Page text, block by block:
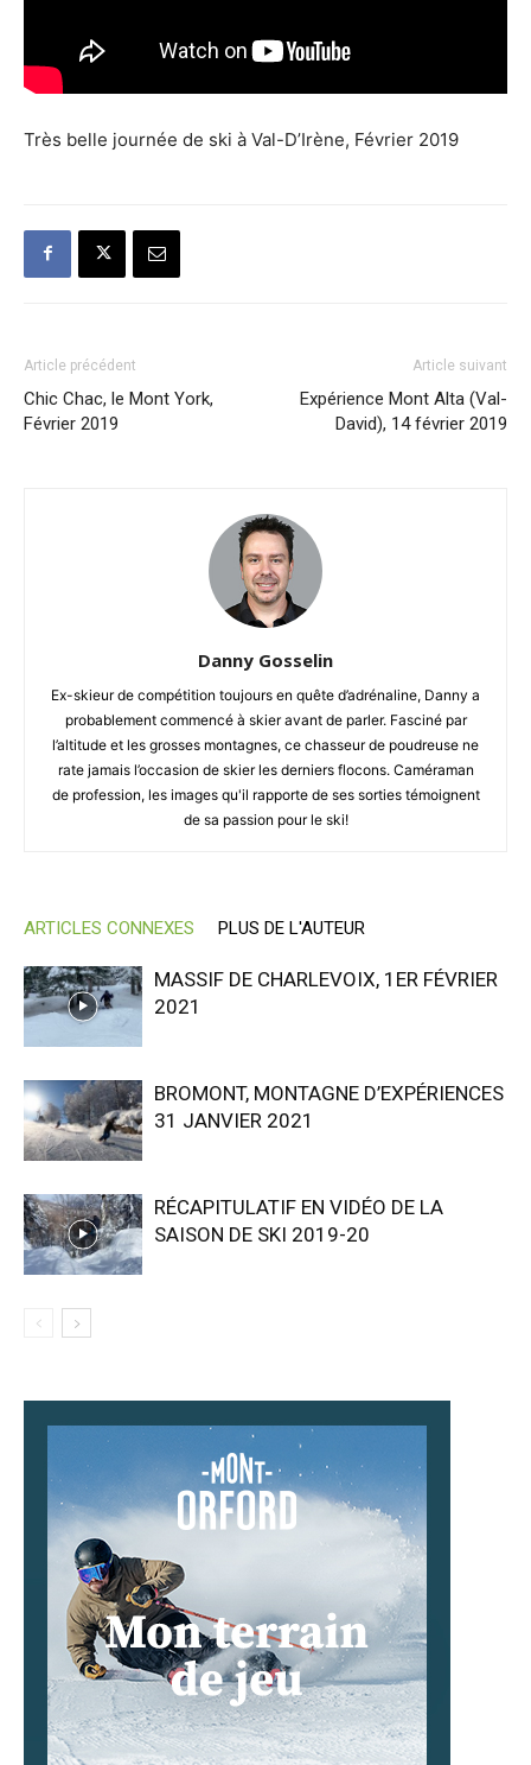
Très belle journée de ski à Val-D’Irène, Février 2019
Article précédent
Chic Chac, le Mont York,
Février 2019
Article suivant
Expérience Mont Alta (Val-
David), 14 février 2019
Danny Gosselin
Ex-skieur de compétition toujours en quête d’adrénaline, Danny a
probablement commencé à skier avant de parler. Fasciné par
l’altitude et les grosses montagnes, ce chasseur de poudreuse ne
rate jamais l’occasion de skier les derniers flocons. Caméraman
de profession, les images qu'il rapporte de ses sorties témoignent
de sa passion pour le ski!
ARTICLES CONNEXES PLUS DE L'AUTEUR
MASSIF DE CHARLEVOIX, 1ER FÉVRIER
2021
BROMONT, MONTAGNE D’EXPÉRIENCES
31 JANVIER 2021
RÉCAPITULATIF EN VIDÉO DE LA
SAISON DE SKI 2019-20